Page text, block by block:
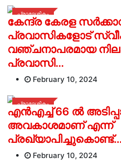
പ്രാദേശികം
കേന്ദ്ര കേരള
പ്രവാസികളോട്
വഞ്ചനാപരമായ
പ്രവാസി…
February 10, 2024
പ്രാദേശികം
എന്‍എച്ച് 66 ല്‍
അവകാശമാണ് എന്ന്
February 10, 2024